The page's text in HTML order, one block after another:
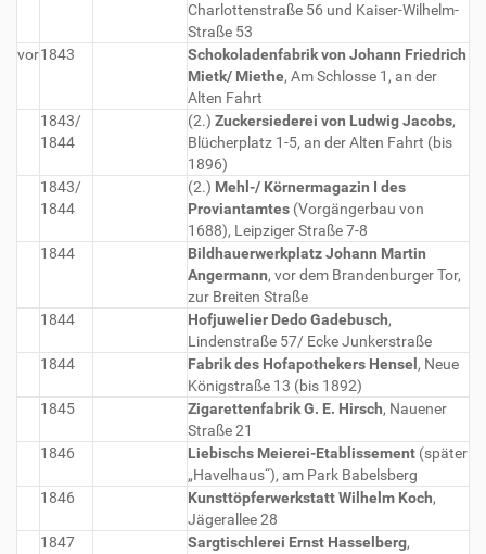
Charlottenstraße 56 und Kaiser-Wilhelm-
Straße 53
vor1843
Schokoladenfabrik von Johann Friedrich
Mietk/ Miethe, Am Schlosse 1, an der
Alten Fahrt
1843/
1844
(2.) Zuckersiederei von Ludwig Jacobs,
Blücherplatz 1-5, an der Alten Fahrt (bis
1896)
1843/
1844
(2.) Mehl-/ Körnermagazin I des
Proviantamtes (Vorgängerbau von
1688), Leipziger Straße 7-8
1844
Bildhauerwerkplatz Johann Martin
Angermann, vor dem Brandenburger Tor,
zur Breiten Straße
1844
Hofjuwelier Dedo Gadebusch,
Lindenstraße 57/ Ecke Junkerstraße
1844
Fabrik des Hofapothekers Hensel , Neue
Königstraße 13 (bis 1892)
1845
Zigarettenfabrik G. E. Hirsch, Nauener
Straße 21
1846
Liebischs Meierei-Etablissement (später
„Havelhaus“), am Park Babelsberg
1846
Kunsttöpferwerkstatt Wilhelm Koch,
Jägerallee 28
1847
Sargtischlerei Ernst Hasselberg,